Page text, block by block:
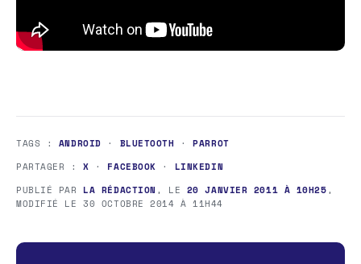
TAGS : ANDROID · BLUETOOTH ·PARROT
PARTAGER :X · FACEBOOK · LINKEDIN
PUBLIÉ PAR LA RÉDACTION , LE 20 JANVIER 2011 À 10H25,
MODIFIÉ LE30 OCTOBRE 2014 À 11H44